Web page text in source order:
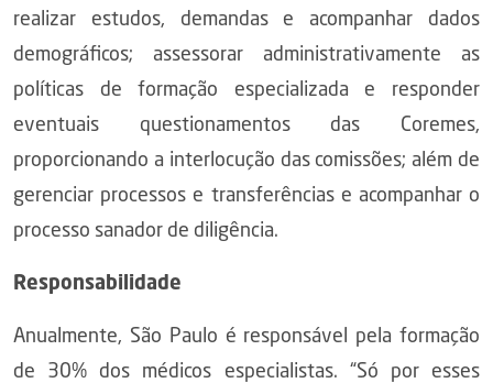
realizar estudos, demandas e acompanhar dados
demográficos; assessorar administrativamente as
políticas de formação especializada e responder
eventuais questionamentos das Coremes,
proporcionando a interlocução das comissões; além de
gerenciar processos e transferências e acompanhar o
processo sanador de diligência.
Responsabilidade
Anualmente, São Paulo é responsável pela formação
de 30% dos médicos especialistas. “Só por esses